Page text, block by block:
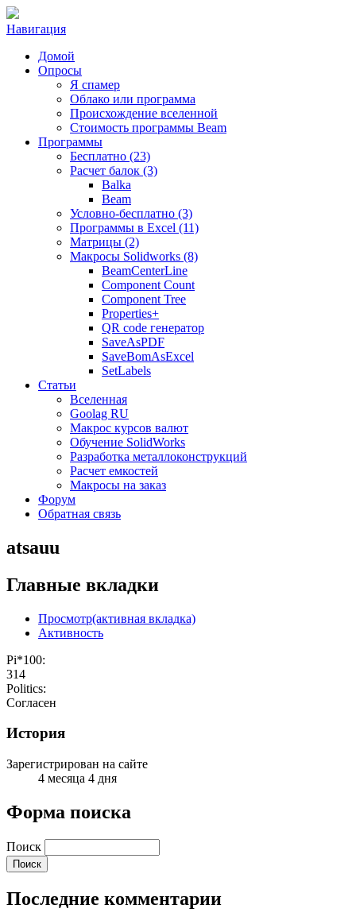
Навигация
Домой
Опросы
Я спамер
Облако или программа
Происхождение вселенной
Стоимость программы Beam
Программы
Бесплатно (23)
Расчет балок (3)
Balka
Beam
Условно-бесплатно (3)
Программы в Excel (11)
Матрицы (2)
Макросы Solidworks (8)
BeamCenterLine
Component Count
Component Tree
Properties+
QR code генератор
SaveAsPDF
SaveBomAsExcel
SetLabels
Статьи
Вселенная
Goolag RU
Макрос курсов валют
Обучение SolidWorks
Разработка металлоконструкций
Расчет емкостей
Макросы на заказ
Форум
Обратная связь
atsauu
Главные вкладки
Просмотр(активная вкладка)
Активность
Pi*100:
314
Politics:
Согласен
История
Зарегистрирован на сайте
4 месяца 4 дня
Форма поиска
Поиск
Последние комментарии